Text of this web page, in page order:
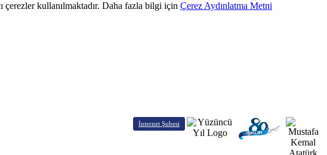
kullanılmaktadır. Daha fazla bilgi için Çerez Aydınlatma Metni
İnternet Şubesi